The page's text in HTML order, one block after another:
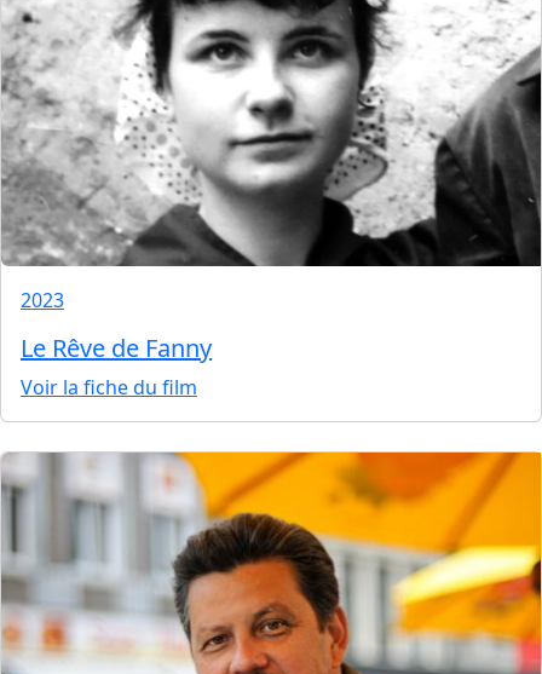
2023
Le Rêve de Fanny
Voir la fiche du film